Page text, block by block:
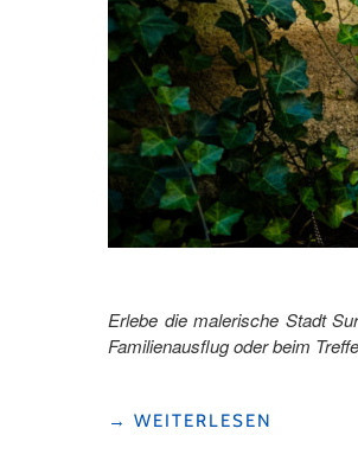
Erlebe die malerische Stadt
Familienausflug oder beim
"SCHNAPP
→ WEITERLESEN